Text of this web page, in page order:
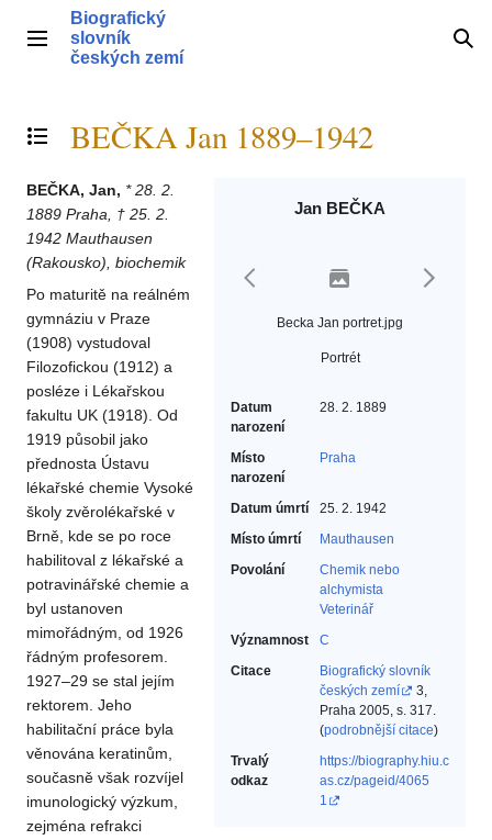
obsahHlavní menu
Biografický
slovník
českých zemí
Přepnout obsah
BEČKA Jan 1889–1942
Jan BEČKA
Becka Jan portret.jpg
Portrét
Datum
narození
28. 2. 1889
Místo
narození
Praha
Datum úmrtí
25. 2. 1942
Místo úmrtí
Mauthausen
Povolání
Chemik nebo
alchymista‎
Veterinář‎
Významnost
C
Citace
Biografický slovník
českých zemí
3,
Praha 2005, s. 317.
(podrobnější citace)
Trvalý
odkaz
https://biography.hiu.c
as.cz/pageid/4065
1
BEČKA, Jan, * 28. 2.
1889 Praha, † 25. 2.
1942 Mauthausen
(Rakousko), biochemik
Po maturitě na reálném
gymnáziu v Praze
(1908) vystudoval
Filozofickou (1912) a
posléze i Lékařskou
fakultu UK (1918). Od
1919 působil jako
přednosta Ústavu
lékařské chemie Vysoké
školy zvěrolékařské v
Brně, kde se po roce
habilitoval z lékařské a
potravinářské chemie a
byl ustanoven
mimořádným, od 1926
řádným profesorem.
1927–29 se stal jejím
rektorem. Jeho
habilitační práce byla
věnována keratinům,
současně však rozvíjel
imunologický výzkum,
zejména refrakci